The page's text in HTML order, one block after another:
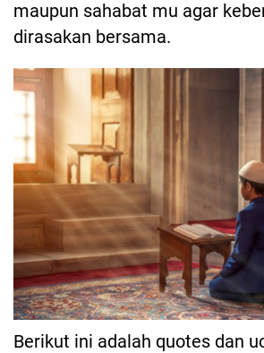
maupun sahabat mu agar
dirasakan bersama.
Berikut ini adalah quotes dan